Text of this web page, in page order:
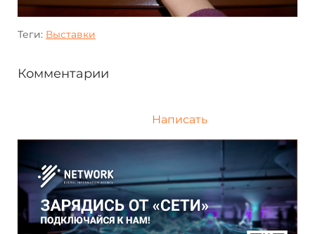
Теги: Выставки
Комментарии
Написать